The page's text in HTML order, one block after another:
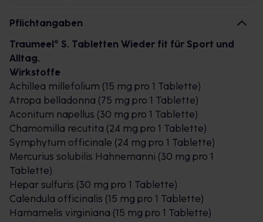
sogenannten „Best Ager“ sollten körperlich aktiv
bleiben und sich regelmäßig bewegen, so eine
Empfehlung des Berufsverbands der Deutschen
Internisten. Bewegung stärkt fast alle Organe im
Körper in ihrer Funktion, und somit wird das
Erkrankungsrisiko gesenkt. Egal ob beim Ausflug in
der Natur, beim Wandern, Radfahren oder
Schwimmen – Bewegung stärkt uns und unsere
Gesundheit nachhaltig. Für den Einstieg in die
tägliche Aktivität ist es nie zu spät. Treten
Beschwerden auf, setzen viele Menschen auf
natürliche Wirkstoffe, wie Kombinationen aus
Arnika, Calendula, Hamamelis und Beinwell.
Pflichtangaben
Traumeel® S. Tabletten Wieder fit für Sport und
Alltag.
Wirkstoffe
Achillea millefolium (15 mg pro 1 Tablette)
Atropa belladonna (75 mg pro 1 Tablette)
Aconitum napellus (30 mg pro 1 Tablette)
Chamomilla recutita (24 mg pro 1 Tablette)
Symphytum officinale (24 mg pro 1 Tablette)
Mercurius solubilis Hahnemanni (30 mg pro 1
Tablette)
Hepar sulfuris (30 mg pro 1 Tablette)
Calendula officinalis (15 mg pro 1 Tablette)
Hamamelis virginiana (15 mg pro 1 Tablette)